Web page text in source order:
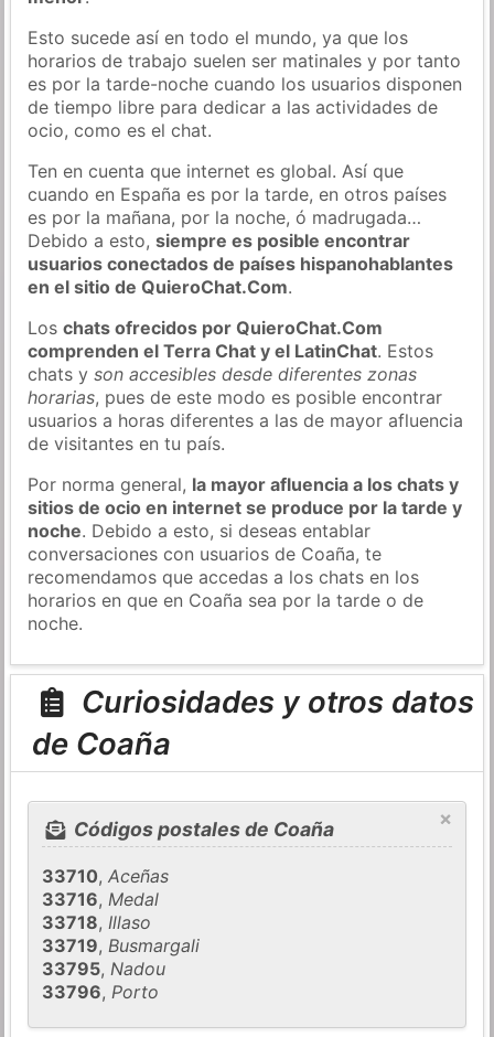
Esto sucede así en todo el mundo, ya que los
horarios de trabajo suelen ser matinales y por tanto
es por la tarde-noche cuando los usuarios disponen
de tiempo libre para dedicar a las actividades de
ocio, como es el chat.
Ten en cuenta que internet es global. Así que
cuando en España es por la tarde, en otros países
es por la mañana, por la noche, ó madrugada…
Debido a esto,siempre es posible encontrar
usuarios conectados de países hispanohablantes
en el sitio de QuieroChat.Com.
Loschats ofrecidos por QuieroChat.Com
comprenden el Terra Chat y el LatinChat. Estos
chats yson accesibles desde diferentes zonas
horarias, pues de este modo es posible encontrar
usuarios a horas diferentes a las de mayor afluencia
de visitantes en tu país.
Por norma general, la mayor afluencia a los chats y
sitios de ocio en internet se produce por la tarde y
noche. Debido a esto, si deseas entablar
conversaciones con usuarios de Coaña, te
recomendamos que accedas a los chats en los
horarios en que en Coaña sea por la tarde o de
noche.
Curiosidades y otros datos
de Coaña
×
Códigos postales de Coaña
33710,Aceñas
33716,Medal
33718,Illaso
33719,Busmargali
33795,Nadou
33796,Porto